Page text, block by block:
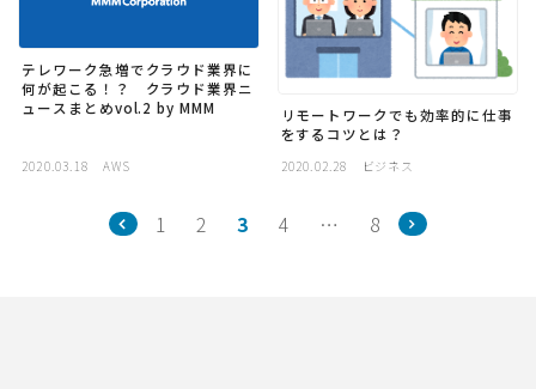
テレワーク急増でクラウド業界に
何が起こる！？ クラウド業界ニ
ュースまとめvol.2 by MMM
2020.03.18 AWS
リモートワークでも効率的に仕事
をするコツとは？
2020.02.28 ビジネス
1 2 3 4 … 8